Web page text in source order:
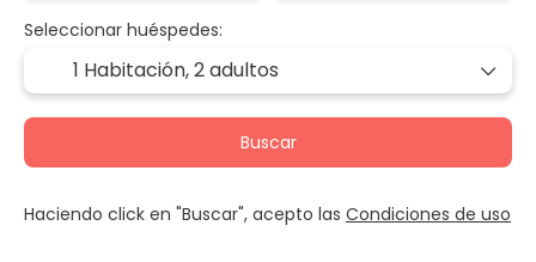
Seleccionar huéspedes:
1 Habitación,2 adultos
Buscar
Haciendo click en "Buscar", acepto las Condiciones de uso